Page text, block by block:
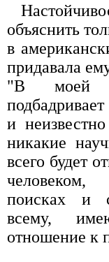
объяснить
в
придавала
"В моей
и
никакие
всего будет
поисках и
всему,
отношение к